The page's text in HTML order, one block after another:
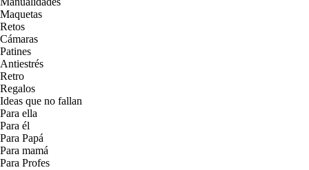
Maquetas
Retos
Cámaras
Patines
Antiestrés
Retro
Regalos
Ideas que no fallan
Para ella
Para él
Para Papá
Para mamá
Para Profes